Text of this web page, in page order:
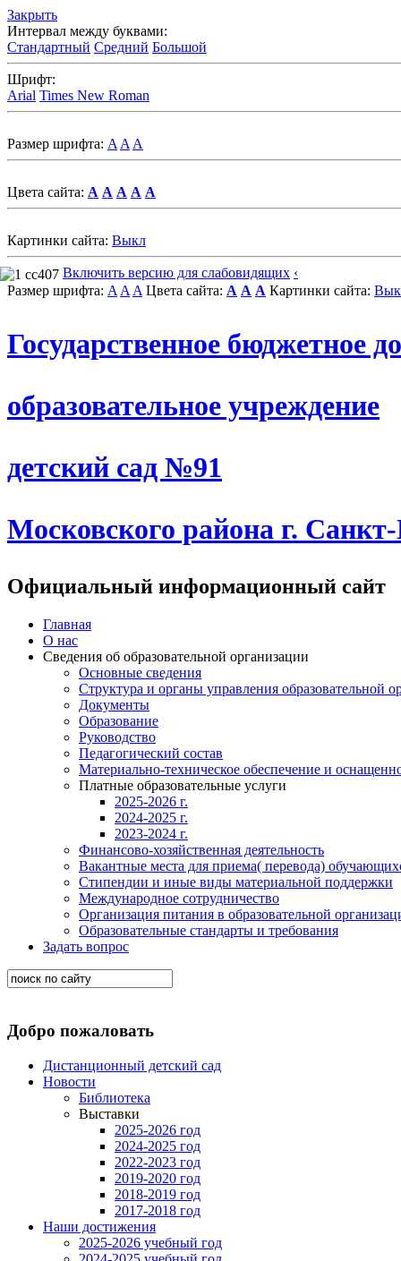
Закрыть
Интервал между буквами:
Стандартный Средний Большой
Шрифт:
Arial Times New Roman
Размер шрифта: A A A
Цвета сайта: A A A A A
Картинки сайта: Выкл
Включить версию для слабовидящих ‹
Размер шрифта: A A A Цвета сайта: A A A Картинки сайта:
Государственное бюджетное
образовательное учреждение
детский сад №91
Московского района г.
Официальный информационный сайт
Главная
О нас
Сведения об образовательной организации
Основные сведения
Структура и органы управления образовательной
Документы
Образование
Руководство
Педагогический состав
Материально-техническое обеспечение и
Платные образовательные услуги
2025-2026 г.
2024-2025 г.
2023-2024 г.
Финансово-хозяйственная деятельность
Вакантные места для приема( перевода)
Стипендии и иные виды материальной поддержки
Международное сотрудничество
Организация питания в образовательной
Образовательные стандарты и требования
Задать вопрос
Добро пожаловать
Дистанционный детский сад
Новости
Библиотека
Выставки
2025-2026 год
2024-2025 год
2022-2023 год
2019-2020 год
2018-2019 год
2017-2018 год
Наши достижения
2025-2026 учебный год